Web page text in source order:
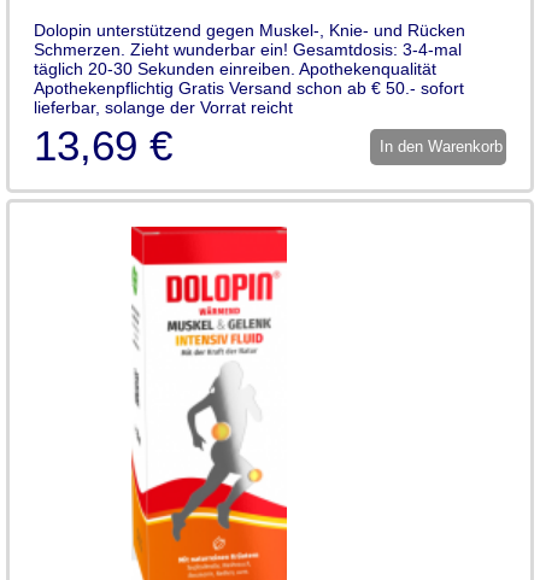
Dolopin unterstützend gegen Muskel-, Knie- und Rücken
Schmerzen. Zieht wunderbar ein! Gesamtdosis: 3-4-mal
täglich 20-30 Sekunden einreiben. Apothekenqualität
Apothekenpflichtig Gratis Versand schon ab € 50.- sofort
lieferbar, solange der Vorrat reicht
13,69 € In den Warenkorb